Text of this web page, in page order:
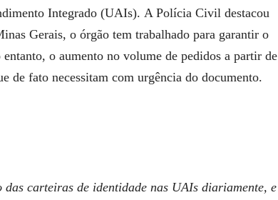
Integrado (UAIs). A Polícia Civil destacou
Gerais, o órgão tem trabalhado para garantir o
o aumento no volume de pedidos a partir de
de fato necessitam com urgência do documento.
carteiras de identidade nas UAIs diariamente, e